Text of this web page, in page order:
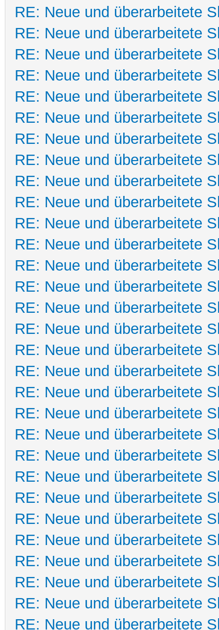
RE: Neue und überarbeitete
RE: Neue und überarbeitete
RE: Neue und überarbeitete
RE: Neue und überarbeitete
RE: Neue und überarbeitete
RE: Neue und überarbeitete
RE: Neue und überarbeitete
RE: Neue und überarbeitete
RE: Neue und überarbeitete
RE: Neue und überarbeitete
RE: Neue und überarbeitete
RE: Neue und überarbeitete
RE: Neue und überarbeitete
RE: Neue und überarbeitete
RE: Neue und überarbeitete
RE: Neue und überarbeitete
RE: Neue und überarbeitete
RE: Neue und überarbeitete
RE: Neue und überarbeitete
RE: Neue und überarbeitete
RE: Neue und überarbeitete
RE: Neue und überarbeitete
RE: Neue und überarbeitete
RE: Neue und überarbeitete
RE: Neue und überarbeitete
RE: Neue und überarbeitete
RE: Neue und überarbeitete
RE: Neue und überarbeitete
RE: Neue und überarbeitete
RE: Neue und überarbeitete